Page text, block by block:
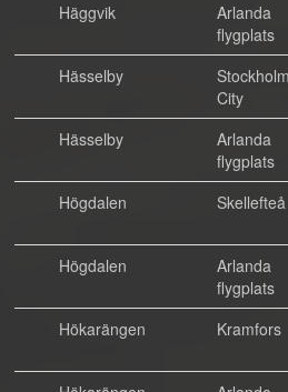
Häggvik
Arlanda
flygplats
Hässelby
Stockholm
City
Hässelby
Arlanda
flygplats
Högdalen
Skellefteå
Högdalen
Arlanda
flygplats
Hökarängen
Kramfors